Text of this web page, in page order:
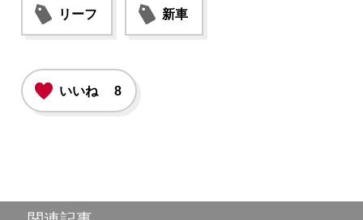
リーフ 新車
いいね 8